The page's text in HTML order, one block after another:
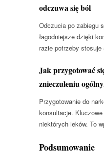
odczuwa się ból
Odczucia po zabiegu
łagodniejsze dzięki
razie potrzeby
Jak przygotować
znieczuleniu
Przygotowanie do
konsultacje.
niektórych leków. To
Podsumowanie